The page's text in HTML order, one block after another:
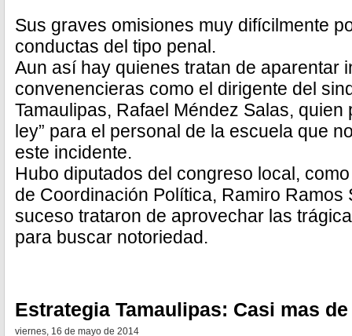
Sus graves omisiones muy difícilmente
conductas del tipo penal.
Aun así hay quienes tratan de aparentar
convenencieras como el dirigente del
Tamaulipas, Rafael Méndez Salas, quien
ley” para el personal de la escuela que
este incidente.
Hubo diputados del congreso local,
de Coordinación Política, Ramiro Ramos
suceso trataron de aprovechar las
para buscar notoriedad.
Estrategia Tamaulipas: Casi mas
viernes, 16 de mayo de 2014